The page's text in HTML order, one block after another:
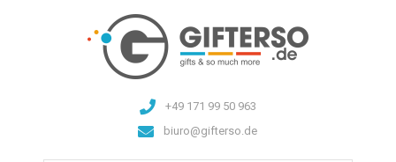
+49 171 99 50 963
biuro@gifterso.de